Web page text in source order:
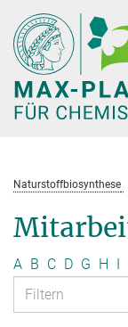
Hauptinhalt
Naturstoffbiosynthese
A B C D G H I